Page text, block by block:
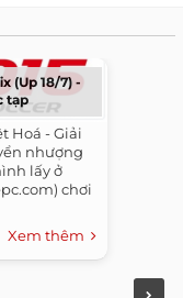
(Up 18/7) -
tạp
Hoá - Giải
nhượng
lấy ở
chơi
Xem thêm